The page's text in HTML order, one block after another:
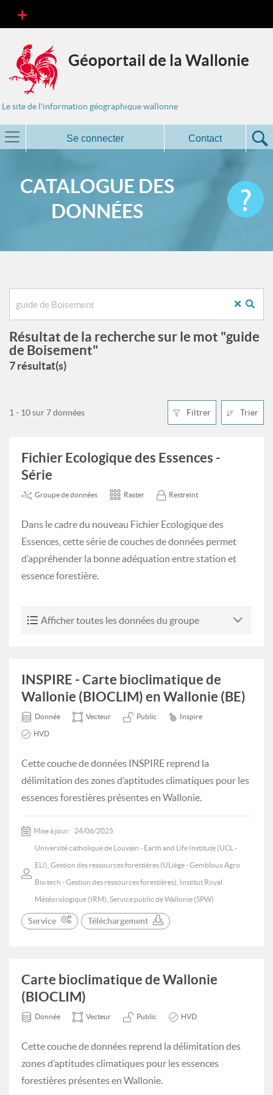
Géoportail de la Wallonie
Le site de l'information géographique wallonne
Se connecter Contact
CATALOGUE DES
DONNÉES
Résultat de la recherche sur le mot "guide
de Boisement"
7 résultat(s)
Filtrer Trier
1 - 10 sur 7 données
Fichier Ecologique des Essences -
Série
Groupe de données Raster Restreint
Dans le cadre du nouveau Fichier Ecologique des
Essences, cette série de couches de données permet
d’appréhender la bonne adéquation entre station et
essence forestière.
Afficher toutes les données du groupe
INSPIRE - Carte bioclimatique de
Wallonie (BIOCLIM) en Wallonie (BE)
Donnée Vecteur Public Inspire
HVD
Cette couche de données INSPIRE reprend la
délimitation des zones d’aptitudes climatiques pour les
essences forestières présentes en Wallonie.
Mise à jour: 24/06/2025
Université catholique de Louvain - Earth and Life Institute (UCL -
ELI), Gestion des ressources forestières (ULiège - Gembloux Agro
Bio tech - Gestion des ressources forestières), Institut Royal
Météorologique (IRM), Service public de Wallonie (SPW)
Service Téléchargement
Carte bioclimatique de Wallonie
(BIOCLIM)
Donnée Vecteur Public HVD
Cette couche de données reprend la délimitation des
zones d’aptitudes climatiques pour les essences
forestières présentes en Wallonie.